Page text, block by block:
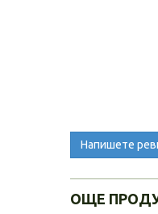
Напишете
ОЩЕ